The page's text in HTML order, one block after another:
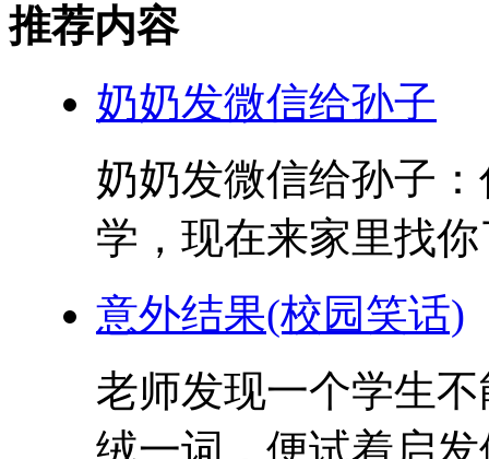
推荐内容
奶奶发微信给孙子
奶奶发微信给孙子
学，现在来家里找
意外结果(校园笑话)
老师发现一个学生
绒一词，便试着启